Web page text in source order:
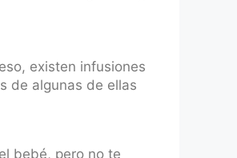
existen infusiones
de algunas de ellas
bebé, pero no te